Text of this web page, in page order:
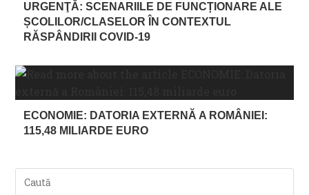
URGENŢĂ: SCENARIILE DE FUNCȚIONARE ALE
ȘCOLILOR/CLASELOR ÎN CONTEXTUL
RĂSPÂNDIRII COVID-19
ECONOMIE: DATORIA EXTERNĂ A ROMÂNIEI:
115,48 MILIARDE EURO